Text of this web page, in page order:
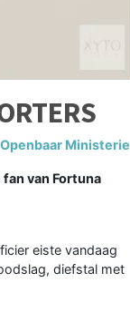
Openbaar Ministerie
van Fortuna
eiste vandaag
diefstal met